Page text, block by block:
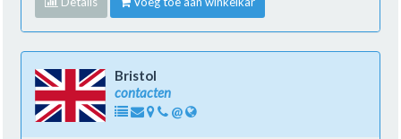
Bristol
contacten
@